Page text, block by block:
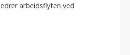
arbeidsflyten ved